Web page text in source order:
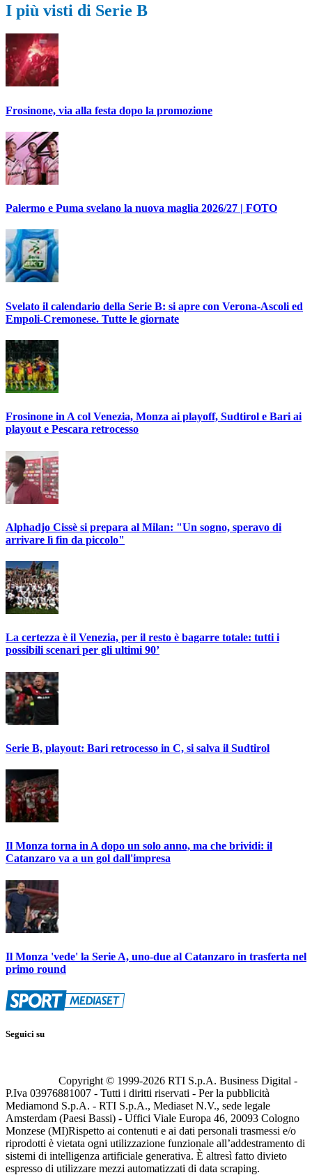
I più visti di Serie B
Frosinone, via alla festa dopo la promozione
Palermo e Puma svelano la nuova maglia 2026/27 | FOTO
Svelato il calendario della Serie B: si apre con Verona-Ascoli ed
Empoli-Cremonese. Tutte le giornate
Frosinone in A col Venezia, Monza ai playoff, Sudtirol e Bari ai
playout e Pescara retrocesso
Alphadjo Cissè si prepara al Milan: "Un sogno, speravo di
arrivare lì fin da piccolo"
La certezza è il Venezia, per il resto è bagarre totale: tutti i
possibili scenari per gli ultimi 90’
Serie B, playout: Bari retrocesso in C, si salva il Sudtirol
Il Monza torna in A dopo un solo anno, ma che brividi: il
Catanzaro va a un gol dall'impresa
Il Monza 'vede' la Serie A, uno-due al Catanzaro in trasferta nel
primo round
Seguici su
Copyright © 1999-2026 RTI S.p.A. Business Digital -
P.Iva 03976881007 - Tutti i diritti riservati - Per la pubblicità
Mediamond S.p.A. - RTI S.p.A., Mediaset N.V., sede legale
Amsterdam (Paesi Bassi) - Uffici Viale Europa 46, 20093 Cologno
Monzese (MI)Rispetto ai contenuti e ai dati personali trasmessi e/o
riprodotti è vietata ogni utilizzazione funzionale all’addestramento di
sistemi di intelligenza artificiale generativa. È altresì fatto divieto
espresso di utilizzare mezzi automatizzati di data scraping.